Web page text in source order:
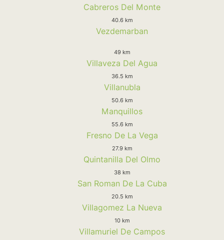
Cabreros Del Monte
40.6 km
Vezdemarban
49 km
Villaveza Del Agua
36.5 km
Villanubla
50.6 km
Manquillos
55.6 km
Fresno De La Vega
27.9 km
Quintanilla Del Olmo
38 km
San Roman De La Cuba
20.5 km
Villagomez La Nueva
10 km
Villamuriel De Campos